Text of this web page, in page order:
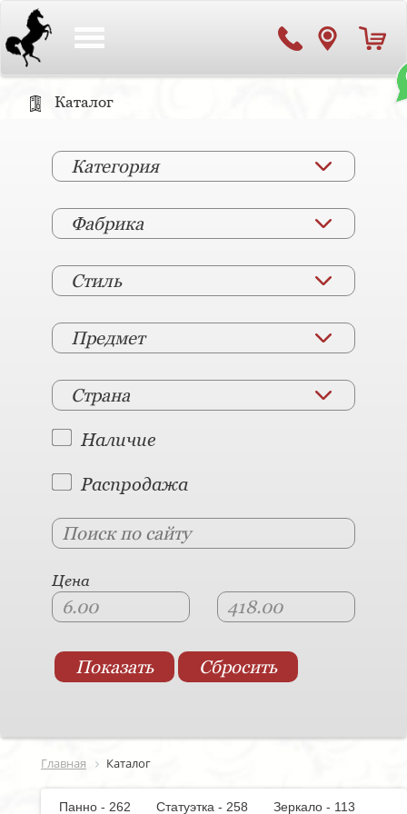
Каталог
Категория
Фабрика
Стиль
Предмет
Страна
Наличие
Распродажа
Цена
Главная Каталог
Панно - 262 Статуэтка - 258
Зеркало - 113